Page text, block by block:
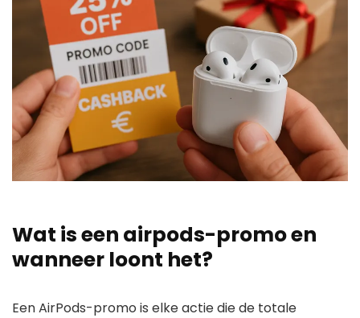
Wat is een airpods-promo en
wanneer loont het?
Een AirPods-promo is elke actie die de totale